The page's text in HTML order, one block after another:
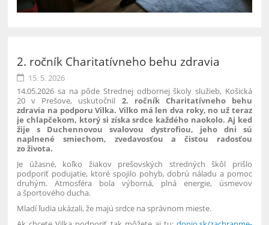
2. ročník Charitatívneho behu zdravia
15. 5. 2026
14.05.2026 sa na pôde Strednej odbornej školy služieb, Košická
20 v Prešove, uskutočnil 2. ročník Charitatívneho behu
zdravia na podporu Vilka. Vilko má len dva roky, no už teraz
je chlapčekom, ktorý si získa srdce každého naokolo. Aj keď
žije s Duchennovou svalovou dystrofiou, jeho dni sú
naplnené smiechom, zvedavosťou a čistou radosťou
zo života.
Je úžasné, koľko žiakov prešovských stredných škôl prišlo
podporiť podujatie, ktoré spojilo pohyb, dobrú náladu a pomoc
druhým. Atmosféra bola výborná, plná energie, úsmevov
a športového ducha.
Mladí ľudia ukázali, že majú srdce na správnom mieste.